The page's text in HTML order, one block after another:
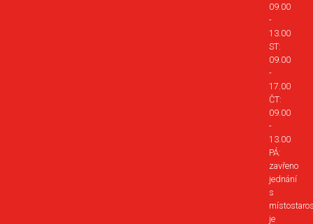
09.00
-
13.00
ST:
09.00
-
17.00
ČT:
09.00
-
13.00
PÁ:
zavřeno
jednání
s
je